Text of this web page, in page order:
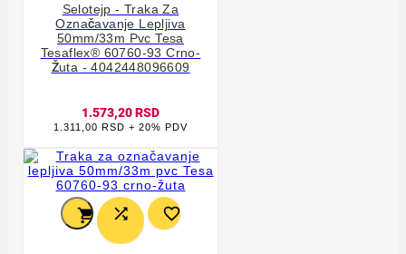
Selotejp - Traka Za
Označavanje Lepljiva
50mm/33m Pvc Tesa
Tesaflex® 60760-93 Crno-
Žuta - 4042448096609
1.573,20 RSD
1.311,00 RSD + 20% PDV
  